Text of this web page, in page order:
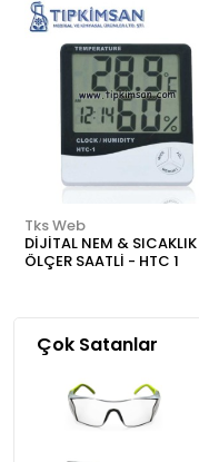
Tks Web
DİJİTAL NEM & SICAKLIK
ÖLÇER SAATLİ - HTC 1
Çok Satanlar